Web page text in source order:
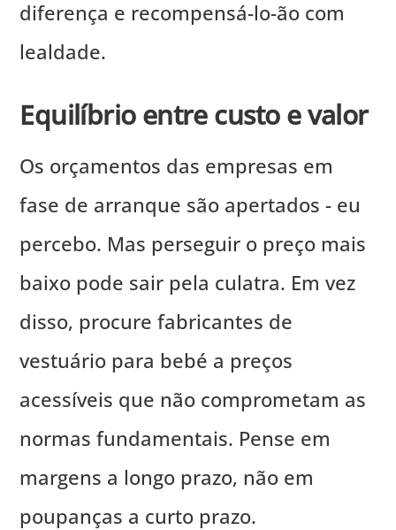
diferença e recompensá-lo-ão com
lealdade.
Equilíbrio entre custo e valor
Os orçamentos das empresas em
fase de arranque são apertados - eu
percebo. Mas perseguir o preço mais
baixo pode sair pela culatra. Em vez
disso, procure fabricantes de
vestuário para bebé a preços
acessíveis que não comprometam as
normas fundamentais. Pense em
margens a longo prazo, não em
poupanças a curto prazo.